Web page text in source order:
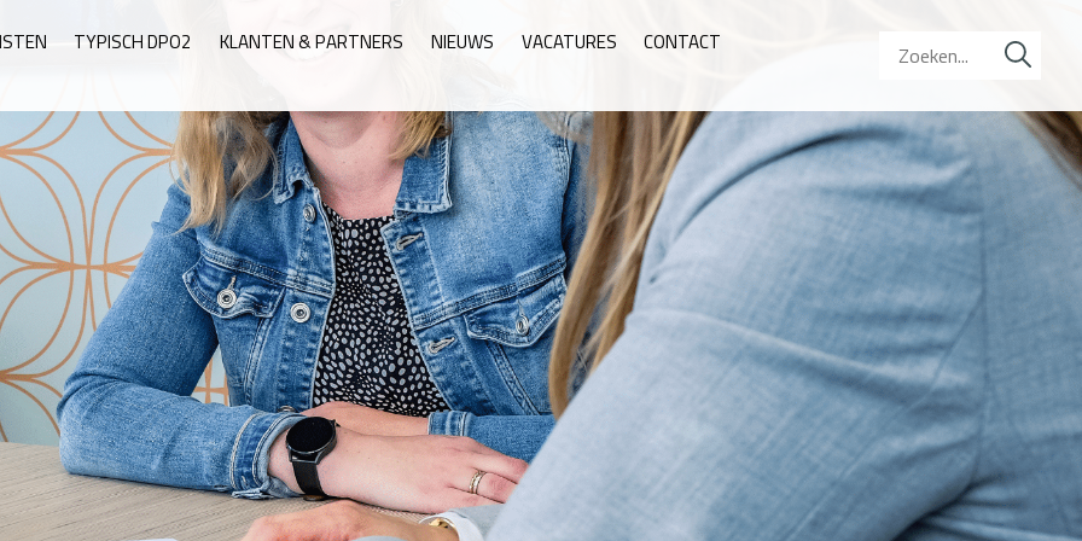
TYPISCH DPO2 KLANTEN & PARTNERS NIEUWS VACATURES
CONTACT